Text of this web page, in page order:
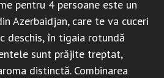
pentru 4 persoane este un
Azerbaidjan, care te va cuceri
deschis, în tigaia rotundă
sunt prăjite treptat,
distinctă. Combinarea